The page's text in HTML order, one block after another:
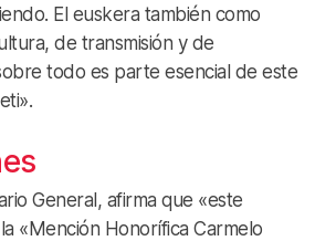
El euskera también como
de transmisión y de
todo es parte esencial de este
General, afirma que «este
«Mención Honorífica Carmelo